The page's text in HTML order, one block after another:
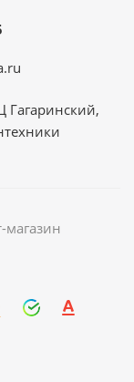
Гагаринский,
магазин